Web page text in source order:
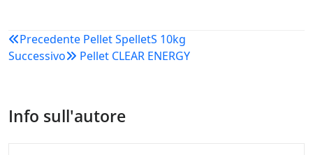
Navigazione
articoli
Precedente Pellet SpelletS 10kg
Successivo
Pellet CLEAR ENERGY
Info sull'autore